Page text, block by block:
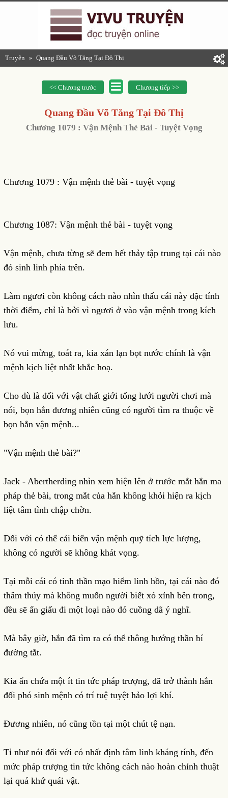
Truyện » Quang Đầu Võ Tăng Tại Đô Thị
<< Chương trước Chương tiếp >>
Quang Đầu Võ Tăng Tại Đô Thị
Chương 1079 : Vận Mệnh Thẻ Bài - Tuyệt Vọng
Chương 1079 : Vận mệnh thẻ bài - tuyệt vọng
Chương 1087: Vận mệnh thẻ bài - tuyệt vọng
Vận mệnh, chưa từng sẽ đem hết thảy tập trung tại cái nào
đó sinh linh phía trên.
Làm ngươi còn không cách nào nhìn thấu cái này đặc tính
thời điểm, chỉ là bởi vì ngươi ở vào vận mệnh trong kích
lưu.
Nó vui mừng, toát ra, kia xán lạn bọt nước chính là vận
mệnh kịch liệt nhất khắc hoạ.
Cho dù là đối với vật chất giới tổng lưới người chơi mà
nói, bọn hắn đương nhiên cũng có người tìm ra thuộc về
bọn hắn vận mệnh...
"Vận mệnh thẻ bài?"
Jack - Abertherding nhìn xem hiện lên ở trước mắt hắn ma
pháp thẻ bài, trong mắt của hắn không khỏi hiện ra kịch
liệt tâm tình chập chờn.
Đối với có thể cải biến vận mệnh quỹ tích lực lượng,
không có người sẽ không khát vọng.
Tại mỗi cái có tinh thần mạo hiểm linh hồn, tại cái nào đó
thâm thúy mà không muốn người biết xó xỉnh bên trong,
đều sẽ ẩn giấu đi một loại nào đó cuồng dã ý nghĩ.
Mà bây giờ, hắn đã tìm ra có thể thông hướng thần bí
đường tắt.
Kia ẩn chứa một ít tin tức pháp trượng, đã trở thành hắn
đối phó sinh mệnh có trí tuệ tuyệt hảo lợi khí.
Đương nhiên, nó cũng tồn tại một chút tệ nạn.
Tỉ như nói đối với có nhất định tâm linh kháng tính, đến
mức pháp trượng tin tức không cách nào hoàn chỉnh thuật
lại quá khứ quái vật.